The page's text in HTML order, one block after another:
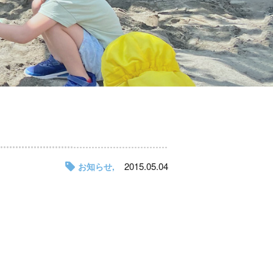
お知らせ 2015.05.04